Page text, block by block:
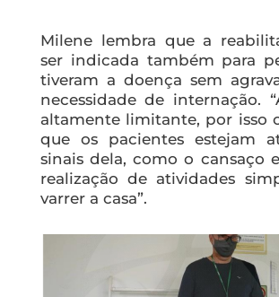
Milene lembra que a
ser indicada também para
tiveram a doença sem
necessidade de internação.
altamente limitante, por isso
que os pacientes estejam
sinais dela, como o cansaço
realização de atividades
varrer a casa”.